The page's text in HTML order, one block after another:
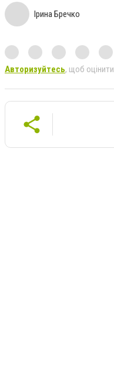
Ірина Бречко
Авторизуйтесь, щоб оцінити